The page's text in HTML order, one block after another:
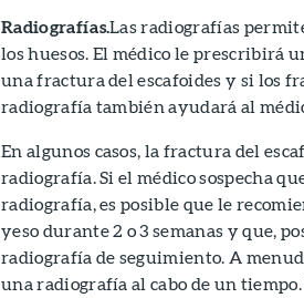
Radiografías.Las radiografías
los huesos. El médico le prescribirá
una fractura del escafoides y si los
radiografía también ayudará al
En algunos casos, la fractura del
radiografía. Si el médico sospecha
radiografía, es posible que le
yeso durante 2 o 3 semanas y que,
radiografía de seguimiento. A
una radiografía al cabo de un